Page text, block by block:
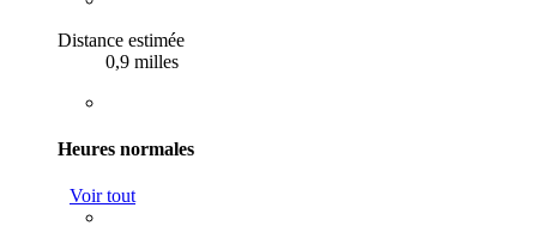
Distance estimée
0,9 milles
Heures normales
Voir tout